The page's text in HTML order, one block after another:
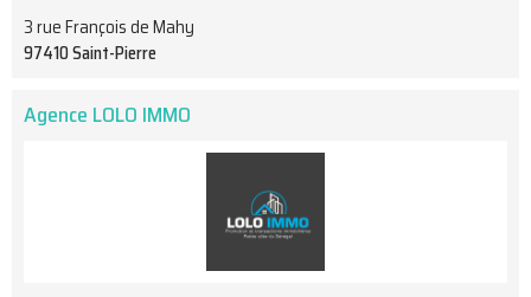
3 rue François de Mahy
97410 Saint-Pierre
Agence LOLO IMMO